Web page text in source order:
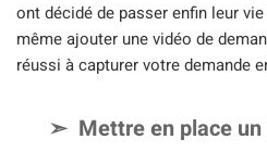
ont décidé de passer enfin leur
même ajouter une vidéo de
réussi à capturer votre demande
Mettre en place